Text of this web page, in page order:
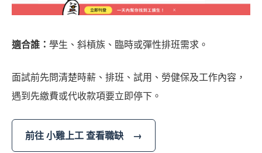
適合誰： 學生、斜槓族、臨時或彈性排班需求。
面試前先問清楚時薪、排班、試用、勞健保及工作內容，
遇到先繳費或代收款項要立即停下。
前往 小雞上工 查看職缺 →